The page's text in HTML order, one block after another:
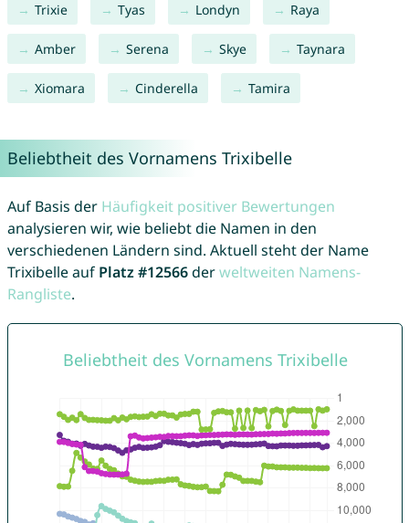
Trixie Tyas Londyn Raya
Amber Serena Skye Taynara
Xiomara Cinderella Tamira
Beliebtheit des Vornamens Trixibelle
Auf Basis der Häufigkeit positiver Bewertungen
analysieren wir, wie beliebt die Namen in den
verschiedenen Ländern sind. Aktuell steht der Name
Trixibelle auf Platz #12566derweltweiten Namens-
Rangliste.